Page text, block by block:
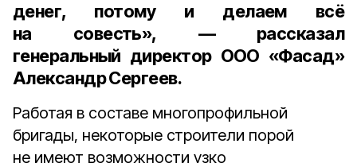
денег, потому и делаем всё
на совесть», — рассказал
генеральный директор ООО «Фасад»
Александр Сергеев.
Работая в составе многопрофильной
бригады, некоторые строители порой
не имеют возможности узко